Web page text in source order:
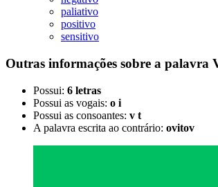
paliativo
positivo
sensitivo
Outras informações sobre a palavra
Possui: 6 letras
Possui as vogais: o i
Possui as consoantes: v t
A palavra escrita ao contrário: ovitov